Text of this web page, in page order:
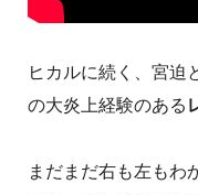
ヒカルに続く、宮迫
の大炎上経験のある
まだまだ右も左もわ